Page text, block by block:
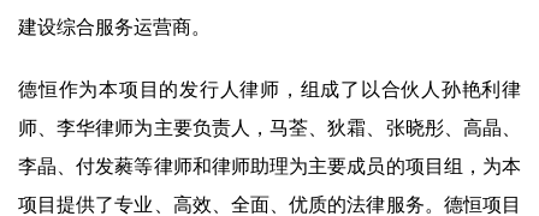
建设综合服务运营商。
德恒作为本项目的发行人律师，组成了以合伙人孙艳利律
师、李华律师为主要负责人，马荃、狄霜、张晓彤、高晶、
李晶、付发蕤等律师和律师助理为主要成员的项目组，为本
项目提供了专业、高效、全面、优质的法律服务。德恒项目